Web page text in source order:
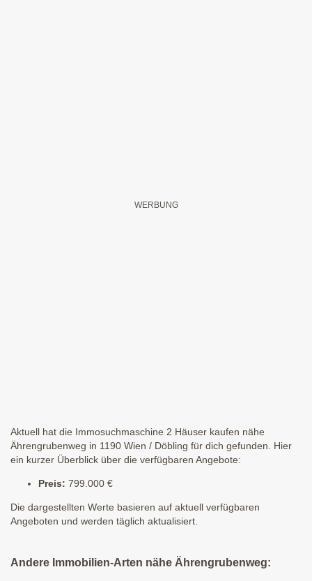
Aktuell hat die Immosuchmaschine 2 Häuser kaufen nähe
Ährengrubenweg in 1190 Wien / Döbling für dich gefunden. Hier
ein kurzer Überblick über die verfügbaren Angebote:
Preis: 799.000 €
Die dargestellten Werte basieren auf aktuell verfügbaren
Angeboten und werden täglich aktualisiert.
Andere Immobilien-Arten nähe Ährengrubenweg: